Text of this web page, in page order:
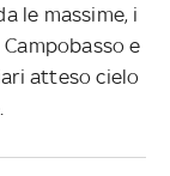
le massime, i
e
atteso cielo